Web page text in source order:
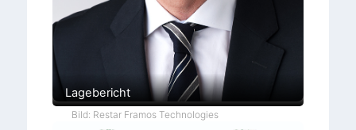
Lagebericht
Bild: Restar Framos Technologies